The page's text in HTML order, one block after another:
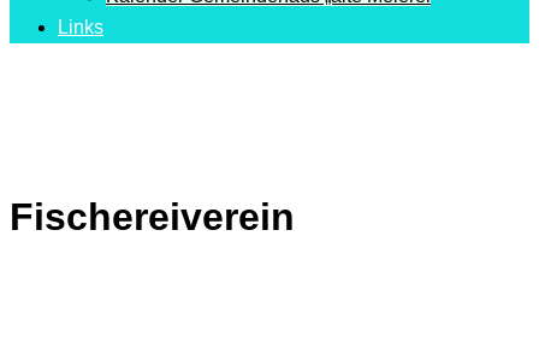
Links
Fischereiverein